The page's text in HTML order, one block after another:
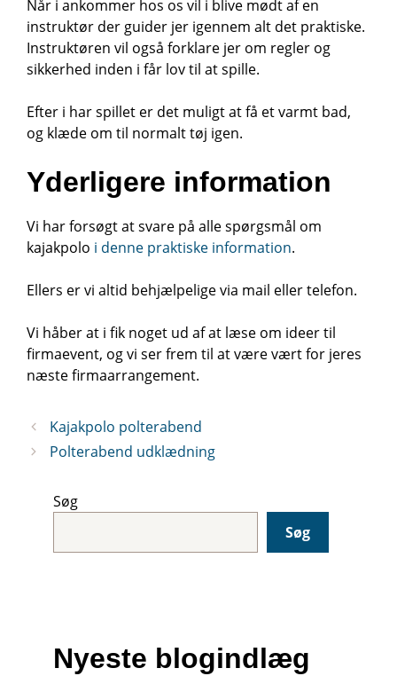
Når i ankommer hos os vil i blive mødt af en
instruktør der guider jer igennem alt det praktiske.
Instruktøren vil også forklare jer om regler og
sikkerhed inden i får lov til at spille.
Efter i har spillet er det muligt at få et varmt bad,
og klæde om til normalt tøj igen.
Yderligere information
Vi har forsøgt at svare på alle spørgsmål om
kajakpolo i denne praktiske information.
Ellers er vi altid behjælpelige via mail eller telefon.
Vi håber at i fik noget ud af at læse om ideer til
firmaevent, og vi ser frem til at være vært for jeres
næste firmaarrangement.
Kajakpolo polterabend
Polterabend udklædning
Søg
Søg
Nyeste blogindlæg